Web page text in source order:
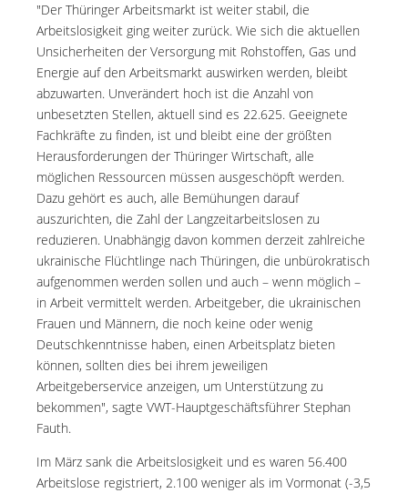
"Der Thüringer Arbeitsmarkt ist weiter stabil, die
Arbeitslosigkeit ging weiter zurück. Wie sich die aktuellen
Unsicherheiten der Versorgung mit Rohstoffen, Gas und
Energie auf den Arbeitsmarkt auswirken werden, bleibt
abzuwarten. Unverändert hoch ist die Anzahl von
unbesetzten Stellen, aktuell sind es 22.625. Geeignete
Fachkräfte zu finden, ist und bleibt eine der größten
Herausforderungen der Thüringer Wirtschaft, alle
möglichen Ressourcen müssen ausgeschöpft werden.
Dazu gehört es auch, alle Bemühungen darauf
auszurichten, die Zahl der Langzeitarbeitslosen zu
reduzieren. Unabhängig davon kommen derzeit zahlreiche
ukrainische Flüchtlinge nach Thüringen, die unbürokratisch
aufgenommen werden sollen und auch – wenn möglich –
in Arbeit vermittelt werden. Arbeitgeber, die ukrainischen
Frauen und Männern, die noch keine oder wenig
Deutschkenntnisse haben, einen Arbeitsplatz bieten
können, sollten dies bei ihrem jeweiligen
Arbeitgeberservice anzeigen, um Unterstützung zu
bekommen", sagte VWT-Hauptgeschäftsführer Stephan
Fauth.
Im März sank die Arbeitslosigkeit und es waren 56.400
Arbeitslose registriert, 2.100 weniger als im Vormonat (-3,5